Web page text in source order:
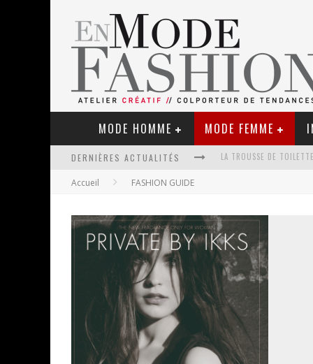
MODE HOMME MODE FEMME
DERNIÈRES ACTUALITÉS
LE RETOUR DU
Accueil FASHION GUIDE